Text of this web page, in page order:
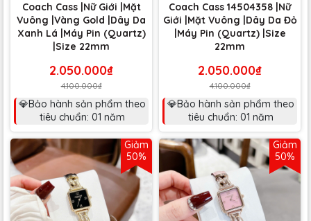
Coach Cass |Nữ Giới |Mặt
Vuông |Vàng Gold |Dây Da
Xanh Lá |Máy Pin (Quartz)
|Size 22mm
2.050.000₫
4.100.000₫
💎Bảo hành sản phẩm theo
tiêu chuẩn: 01 năm
Coach Cass 14504358 |Nữ
Giới |Mặt Vuông |Dây Da Đỏ
|Máy Pin (Quartz) |Size
22mm
2.050.000₫
4.100.000₫
💎Bảo hành sản phẩm theo
tiêu chuẩn: 01 năm
Giảm
50%
Giảm
50%